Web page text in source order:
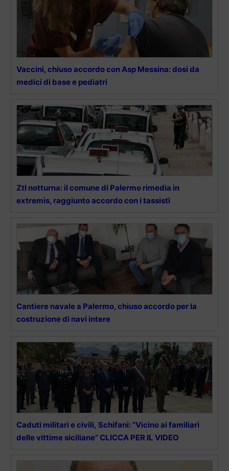
Vaccini, chiuso accordo con Asp Messina: dosi da
medici di base e pediatri
Ztl notturna: il comune di Palermo rimedia in
extremis, raggiunto accordo con i tassisti
Cantiere navale a Palermo, chiuso accordo per la
costruzione di navi intere
Caduti militari e civili, Schifani: “Vicino ai familiari
delle vittime siciliane” CLICCA PER IL VIDEO